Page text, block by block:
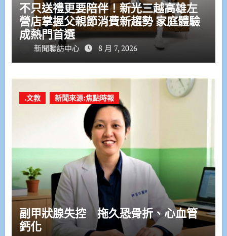
不只送禮更要陪伴！新光三越高雄左
營店掌握父親節消費新趨勢 家庭體驗
成熱門首選
新聞聯訪中心 8 月 7, 2026
.文教 新聞來源:焦點時報
副甲狀腺失控 拖久恐骨折、心血管
鈣化